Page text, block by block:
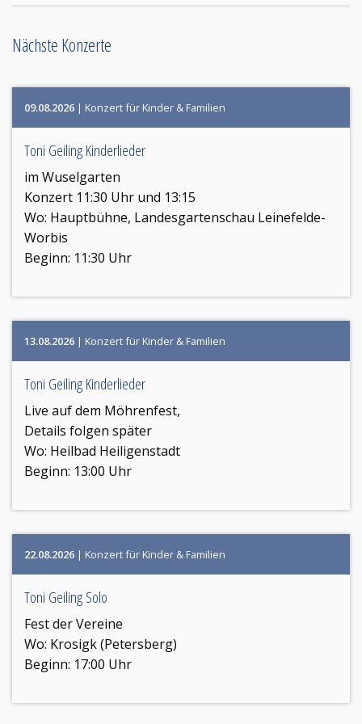
Nächste Konzerte
09.08.2026 | Konzert für Kinder & Familien
Toni Geiling Kinderlieder
im Wuselgarten
Konzert 11:30 Uhr und 13:15
Wo: Hauptbühne, Landesgartenschau Leinefelde-
Worbis
Beginn: 11:30 Uhr
13.08.2026 | Konzert für Kinder & Familien
Toni Geiling Kinderlieder
Live auf dem Möhrenfest,
Details folgen später
Wo: Heilbad Heiligenstadt
Beginn: 13:00 Uhr
22.08.2026 | Konzert für Kinder & Familien
Toni Geiling Solo
Fest der Vereine
Wo: Krosigk (Petersberg)
Beginn: 17:00 Uhr